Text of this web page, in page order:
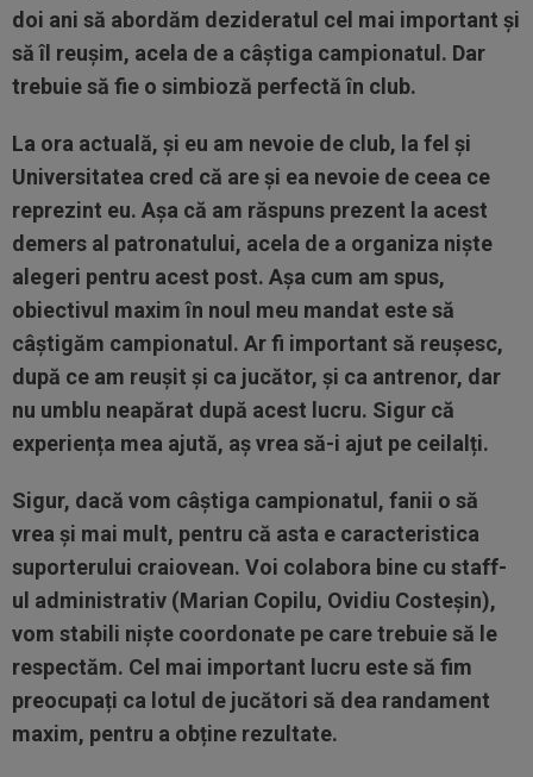
doi ani să abordăm dezideratul cel mai important şi
să îl reuşim, acela de a câştiga campionatul. Dar
trebuie să fie o simbioză perfectă în club.
La ora actuală, şi eu am nevoie de club, la fel şi
Universitatea cred că are şi ea nevoie de ceea ce
reprezint eu. Aşa că am răspuns prezent la acest
demers al patronatului, acela de a organiza nişte
alegeri pentru acest post. Aşa cum am spus,
obiectivul maxim în noul meu mandat este să
câştigăm campionatul. Ar fi important să reuşesc,
după ce am reuşit şi ca jucător, şi ca antrenor, dar
nu umblu neapărat după acest lucru. Sigur că
experiența mea ajută, aș vrea să-i ajut pe ceilalți.
Sigur, dacă vom câștiga campionatul, fanii o să
vrea și mai mult, pentru că asta e caracteristica
suporterului craiovean. Voi colabora bine cu staff-
ul administrativ (Marian Copilu, Ovidiu Costeșin),
vom stabili niște coordonate pe care trebuie să le
respectăm. Cel mai important lucru este să fim
preocupați ca lotul de jucători să dea randament
maxim, pentru a obține rezultate.